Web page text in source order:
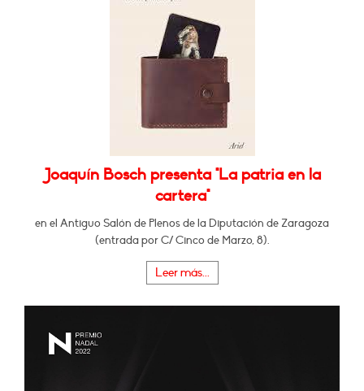
Joaquín Bosch presenta "La patria en la
cartera"
en el Antiguo Salón de Plenos de la Diputación de Zaragoza
(entrada por C/ Cinco de Marzo, 8).
Leer más...